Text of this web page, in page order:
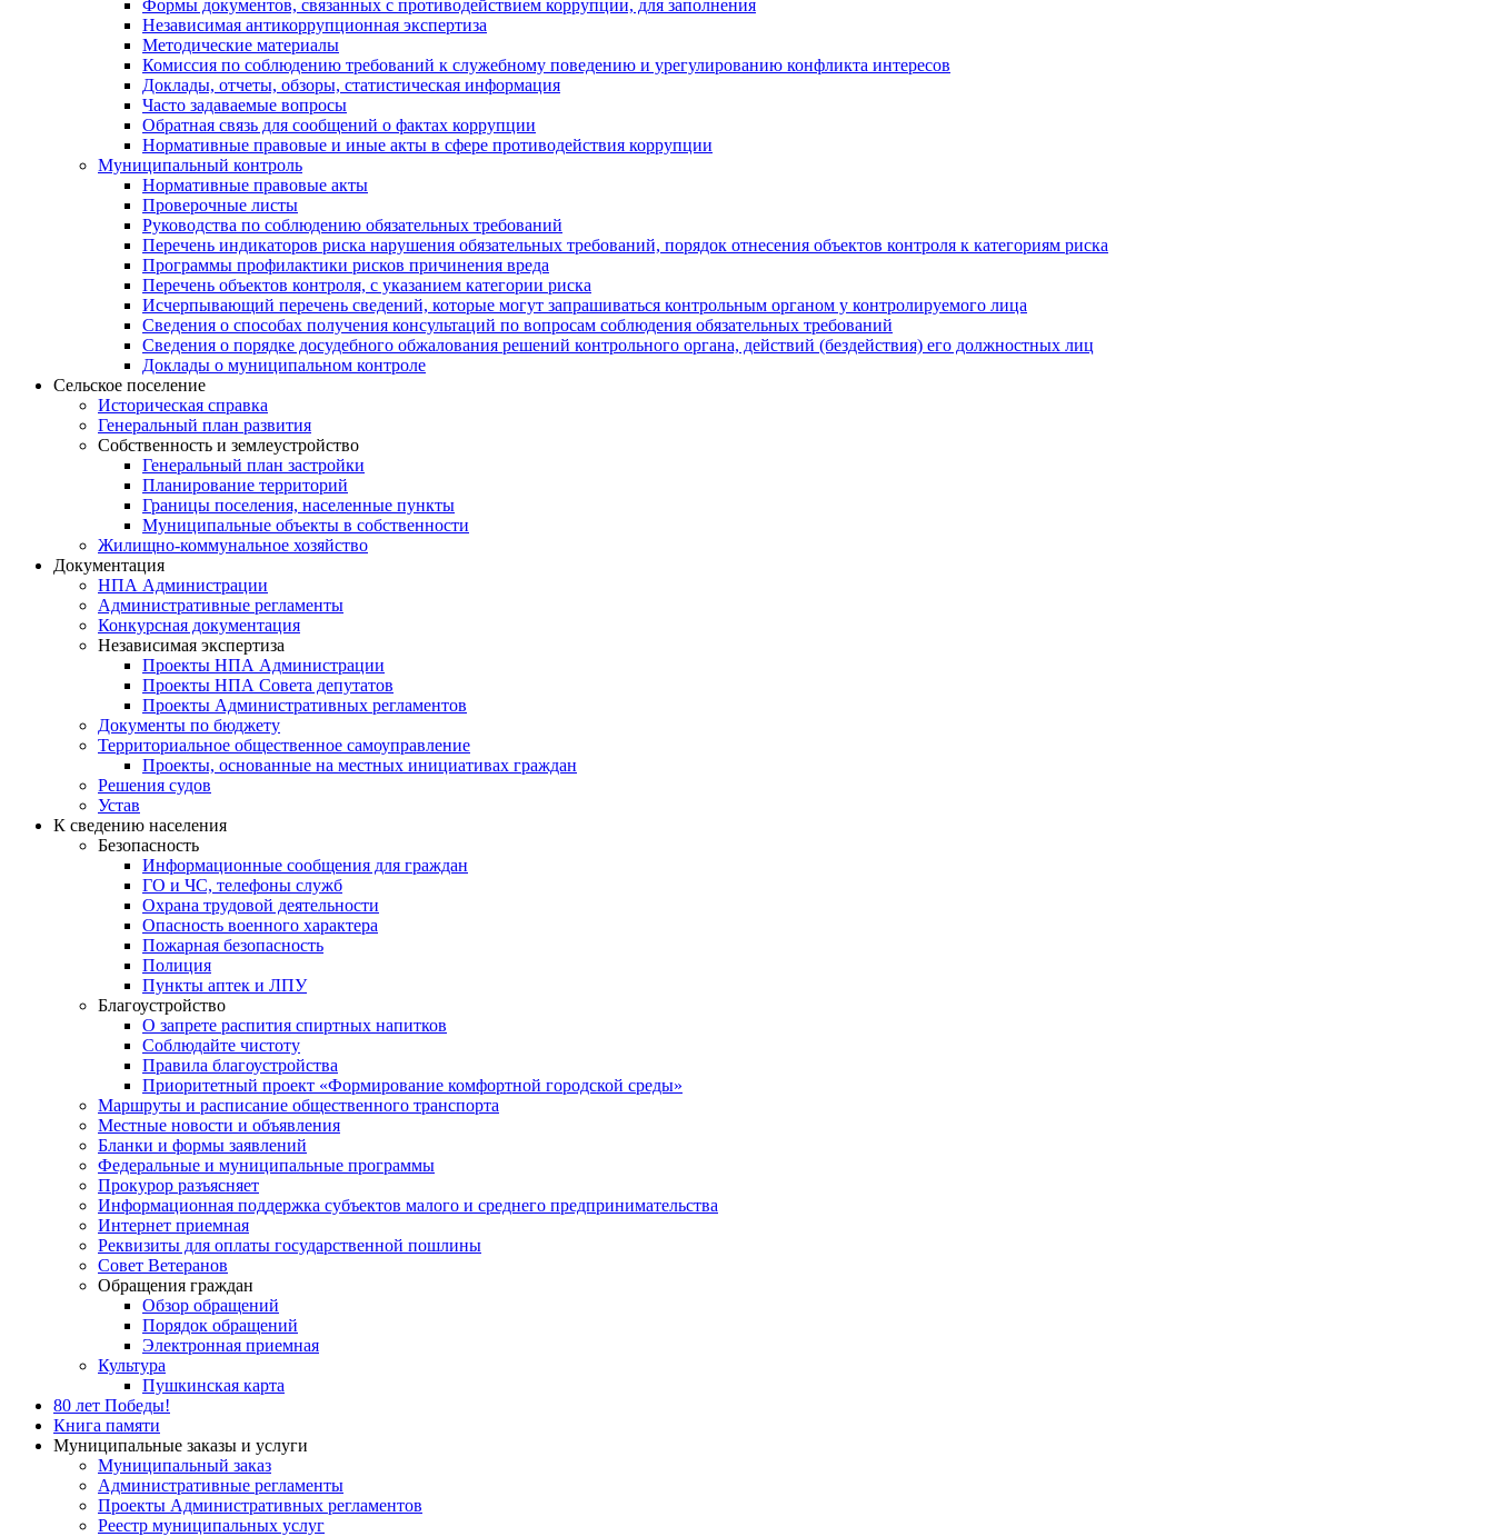
Формы документов, связанных с противодействием коррупции, для заполнения
Независимая антикоррупционная экспертиза
Методические материалы
Комиссия по соблюдению требований к служебному поведению и урегулированию конфликта интересов
Доклады, отчеты, обзоры, статистическая информация
Часто задаваемые вопросы
Обратная связь для сообщений о фактах коррупции
Нормативные правовые и иные акты в сфере противодействия коррупции
Муниципальный контроль
Нормативные правовые акты
Проверочные листы
Руководства по соблюдению обязательных требований
Перечень индикаторов риска нарушения обязательных требований, порядок отнесения объектов контроля к категориям риска
Программы профилактики рисков причинения вреда
Перечень объектов контроля, с указанием категории риска
Исчерпывающий перечень сведений, которые могут запрашиваться контрольным органом у контролируемого лица
Сведения о способах получения консультаций по вопросам соблюдения обязательных требований
Сведения о порядке досудебного обжалования решений контрольного органа, действий (бездействия) его должностных лиц
Доклады о муниципальном контроле
Сельское поселение
Историческая справка
Генеральный план развития
Собственность и землеустройство
Генеральный план застройки
Планирование территорий
Границы поселения, населенные пункты
Муниципальные объекты в собственности
Жилищно-коммунальное хозяйство
Документация
НПА Администрации
Административные регламенты
Конкурсная документация
Независимая экспертиза
Проекты НПА Администрации
Проекты НПА Совета депутатов
Проекты Административных регламентов
Документы по бюджету
Территориальное общественное самоуправление
Проекты, основанные на местных инициативах граждан
Решения судов
Устав
К сведению населения
Безопасность
Информационные сообщения для граждан
ГО и ЧС, телефоны служб
Охрана трудовой деятельности
Опасность военного характера
Пожарная безопасность
Полиция
Пункты аптек и ЛПУ
Благоустройство
О запрете распития спиртных напитков
Соблюдайте чистоту
Правила благоустройства
Приоритетный проект «Формирование комфортной городской среды»
Маршруты и расписание общественного транспорта
Местные новости и объявления
Бланки и формы заявлений
Федеральные и муниципальные программы
Прокурор разъясняет
Информационная поддержка субъектов малого и среднего предпринимательства
Интернет приемная
Реквизиты для оплаты государственной пошлины
Совет Ветеранов
Обращения граждан
Обзор обращений
Порядок обращений
Электронная приемная
Культура
Пушкинская карта
80 лет Победы!
Книга памяти
Муниципальные заказы и услуги
Муниципальный заказ
Административные регламенты
Проекты Административных регламентов
Реестр муниципальных услуг